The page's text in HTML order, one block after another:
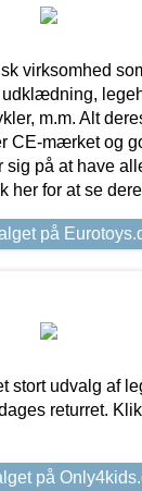
virksomhed
m.m. Alt
CE-mærket og
sig på at have
her for at se
på
stort udvalg af
returret.
på